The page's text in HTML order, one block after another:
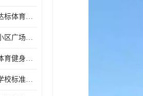
有检测报告的学校达标体育健身器材生产厂家，沧州利伟体育
有检测报告的室外小区广场健身器材生产厂家，沧州利伟体育
供应学校投标用的体育健身器材
招投标资质齐全的学校标准篮球架生产厂家，沧州利伟体育